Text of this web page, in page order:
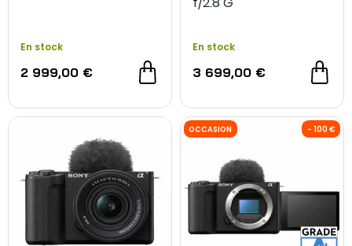
- 250 €
En stock
2 999,00 €
En stock
3 699,00 €